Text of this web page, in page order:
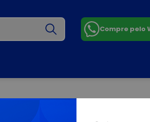
Compre pelo